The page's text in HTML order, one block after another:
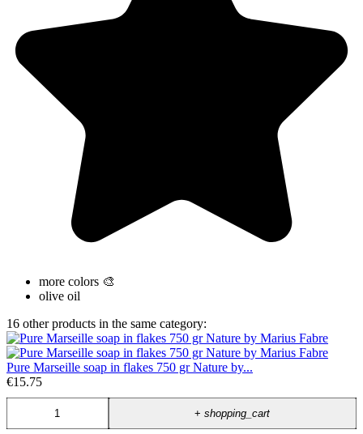
more colors 🎨
olive oil
16 other products in the same category:
Pure Marseille soap in flakes 750 gr Nature by...
€15.75
+shopping_cart